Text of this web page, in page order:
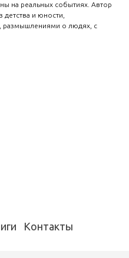
на реальных событиях. Автор
и юности,
размышлениями о людях, с
Контакты